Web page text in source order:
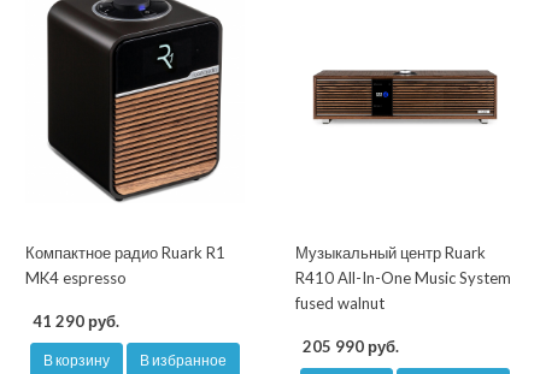
Компактное радио Ruark R1
MK4 espresso
41 290 руб.
В корзину В избранное
Музыкальный центр Ruark
R410 All-In-One Music System
fused walnut
205 990 руб.